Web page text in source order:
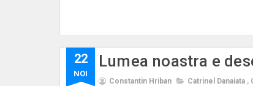
22
NOI
Lumea noastra e
Constantin Hriban Catrinel Danaiata ,